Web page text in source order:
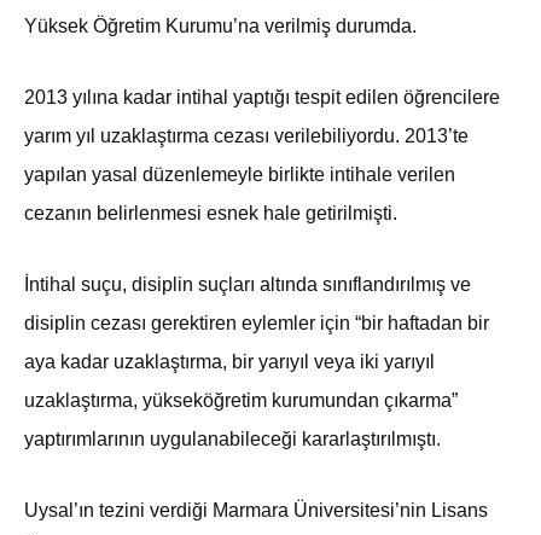
Yüksek Öğretim Kurumu’na verilmiş durumda.
2013 yılına kadar intihal yaptığı tespit edilen öğrencilere
yarım yıl uzaklaştırma cezası verilebiliyordu. 2013’te
yapılan yasal düzenlemeyle birlikte intihale verilen
cezanın belirlenmesi esnek hale getirilmişti.
İntihal suçu, disiplin suçları altında sınıflandırılmış ve
disiplin cezası gerektiren eylemler için “bir haftadan bir
aya kadar uzaklaştırma, bir yarıyıl veya iki yarıyıl
uzaklaştırma, yükseköğretim kurumundan çıkarma”
yaptırımlarının uygulanabileceği kararlaştırılmıştı.
Uysal’ın tezini verdiği Marmara Üniversitesi’nin Lisans